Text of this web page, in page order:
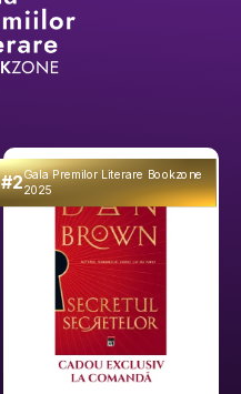
#2Gala Premilor Literare Bookzone
2025